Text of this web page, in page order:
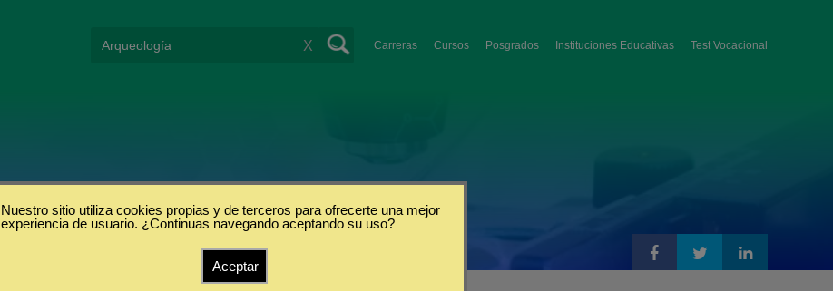
Carreras Cursos Posgrados Instituciones Educativas Test Vocacional
X
Nuestro sitio utiliza cookies propias y de terceros para ofrecerte una mejor
experiencia de usuario. ¿Continuas navegando aceptando su uso?
Aceptar